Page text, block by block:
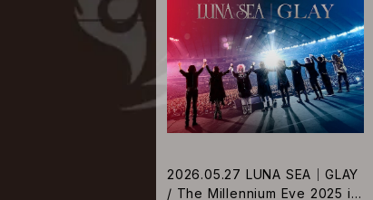
2026.05.27 LUNA SEA｜GLAY
/ The Millennium Eve 2025 in